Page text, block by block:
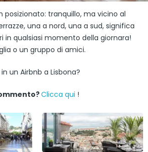
posizionato: tranquillo, ma vicino al
una a nord, una a sud, significa
in qualsiasi momento della giornara!
o un gruppo di amici.
un Airbnb a Lisbona?
Clicca qui !